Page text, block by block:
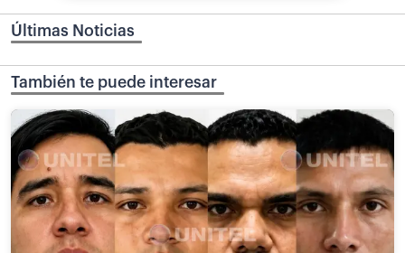
Últimas Noticias
También te puede interesar